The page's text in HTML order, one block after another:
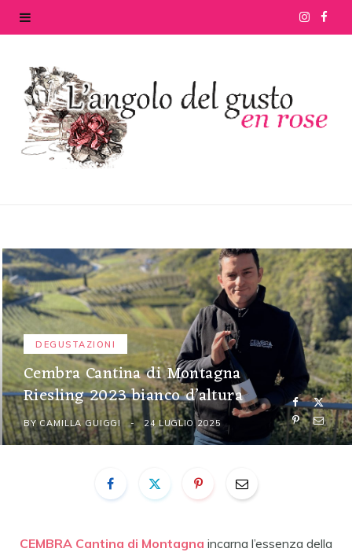
I
t
a
m
e
k
DEGUSTAZIONI
Cembra Cantina di Montagna
Riesling 2023 bianco d’altura
BY CAMILLA GUIGGI 24 LUGLIO 2025
CEMBRA Cantina di Montagna incarna l’essenza della